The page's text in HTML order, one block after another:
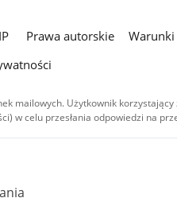
Prawa autorskie
mailowych. Użytkownik
w celu przesłania odpowiedzi na
audiowizualnych), są
autorstwa - na tych samych
w tym zdjęcia, materiały audio i wideo,